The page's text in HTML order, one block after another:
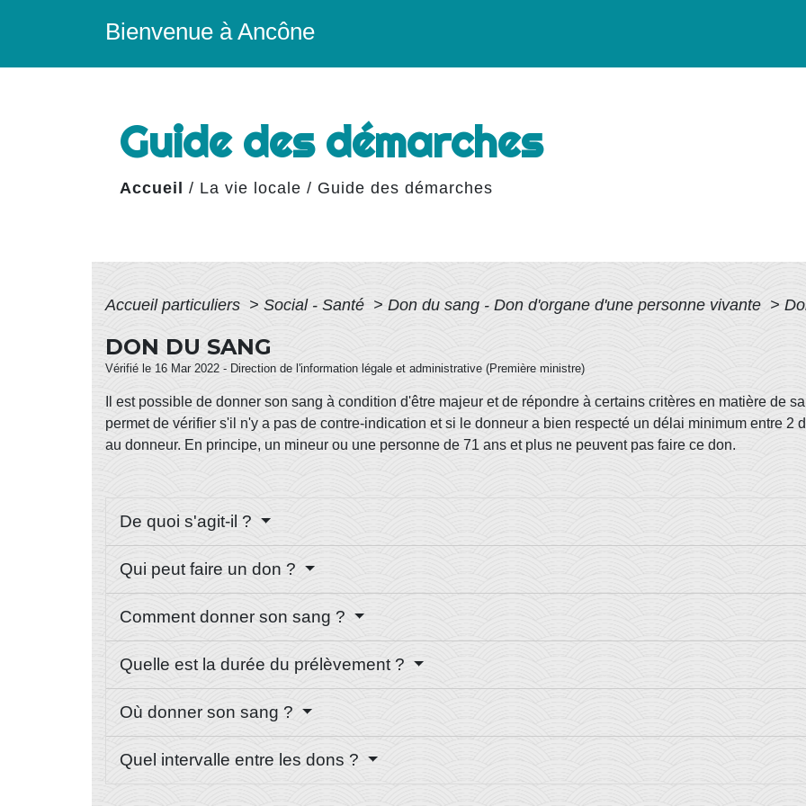
Bienvenue à Ancône
Guide des démarches
Accueil / La vie locale / Guide des démarches
Accueil particuliers > Social - Santé > Don du sang - Don d'organe d'une personne vivante >
DON DU SANG
Vérifié le 16 Mar 2022 - Direction de l'information légale et administrative (Première ministre)
Il est possible de donner son sang à condition d'être majeur et de répondre à certains critères en matière de
permet de vérifier s'il n'y a pas de contre-indication et si le donneur a bien respecté un délai minimum entre 2
au donneur. En principe, un mineur ou une personne de 71 ans et plus ne peuvent pas faire ce don.
De quoi s'agit-il ?
Qui peut faire un don ?
Comment donner son sang ?
Quelle est la durée du prélèvement ?
Où donner son sang ?
Quel intervalle entre les dons ?